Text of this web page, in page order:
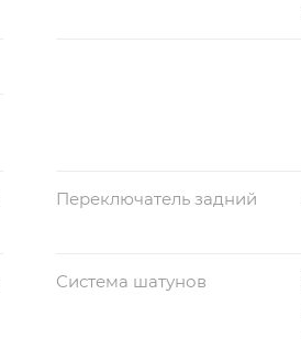
Переключатель задний
Система шатунов